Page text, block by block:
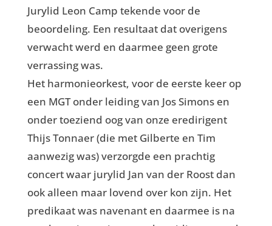
Jurylid Leon Camp tekende voor de
beoordeling. Een resultaat dat overigens
verwacht werd en daarmee geen grote
verrassing was.
Het harmonieorkest, voor de eerste keer op
een MGT onder leiding van Jos Simons en
onder toeziend oog van onze eredirigent
Thijs Tonnaer (die met Gilberte en Tim
aanwezig was) verzorgde een prachtig
concert waar jurylid Jan van der Roost dan
ook alleen maar lovend over kon zijn. Het
predikaat was navenant en daarmee is na